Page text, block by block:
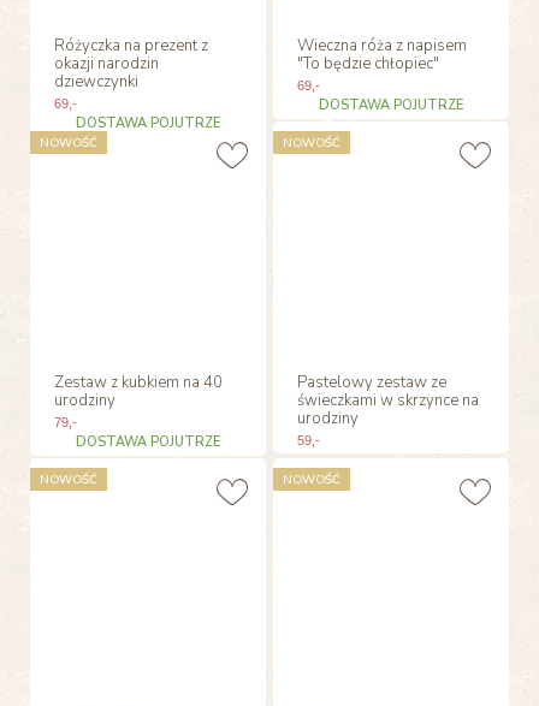
Różyczka na prezent z
okazji narodzin
dziewczynki
69,-
DOSTAWA POJUTRZE
Wieczna róża z napisem
"To będzie chłopiec"
69 ,-
DOSTAWA POJUTRZE
Zestaw z kubkiem na 40
urodziny
79,-
DOSTAWA POJUTRZE
NOWOŚĆ
Pastelowy zestaw ze
świeczkami w skrzynce na
urodziny
59 ,-
NOWOŚĆ
NOWOŚĆ NOWOŚĆ